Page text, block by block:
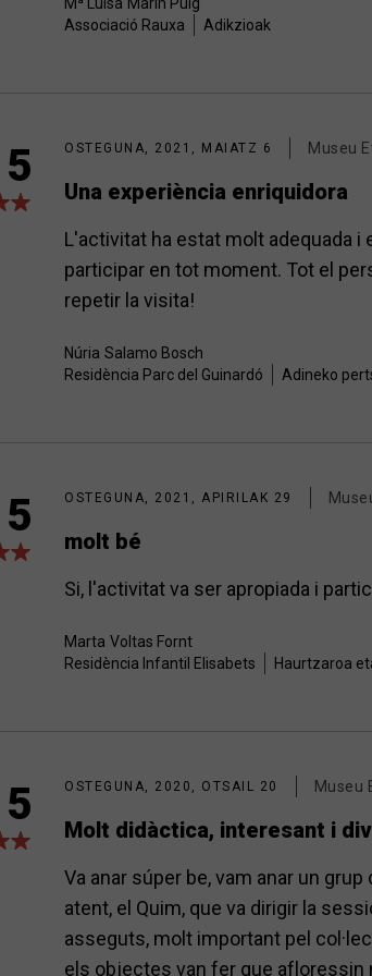
Associació Rauxa
Adikzioak
5 OSTEGUNA, 2021, MAIATZ 6 Museu
Una experiència enriquidora
L'activitat ha estat molt adequada
participar en tot moment. Tot el
repetir la visita!
Núria Salamo Bosch
Residència Parc del Guinardó
Adineko
5 OSTEGUNA, 2021, APIRILAK 29
molt bé
Si, l'activitat va ser apropiada i
Marta Voltas Fornt
Residència Infantil Elisabets
Haurtzaroa
5 OSTEGUNA, 2020, OTSAIL 20 Museu
Molt didàctica, interesant i
Va anar súper be, vam anar un
atent, el Quim, que va dirigir la
asseguts, molt important pel
els objectes van fer que